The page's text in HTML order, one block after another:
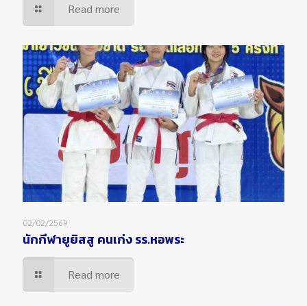
Read more
02/02/2569
นักกีฬายูยิสสู คนเก่ง รร.หอพระ
Read more